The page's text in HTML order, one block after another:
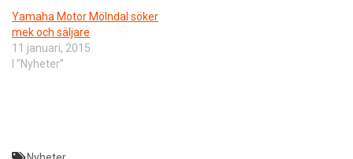
Yamaha Motor Mölndal söker
mek och säljare
11 januari, 2015
I ”Nyheter”